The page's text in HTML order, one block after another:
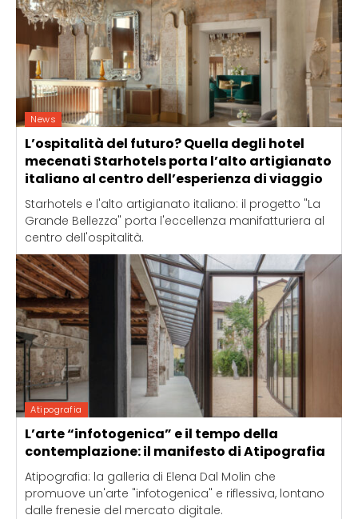
News
L’ospitalità del futuro? Quella degli hotel
mecenati Starhotels porta l’alto artigianato
italiano al centro dell’esperienza di viaggio
Starhotels e l'alto artigianato italiano: il progetto "La
Grande Bellezza" porta l'eccellenza manifatturiera al
centro dell'ospitalità.
Atipografia
L’arte “infotogenica” e il tempo della
contemplazione: il manifesto di Atipografia
Atipografia: la galleria di Elena Dal Molin che
promuove un'arte "infotogenica" e riflessiva, lontano
dalle frenesie del mercato digitale.